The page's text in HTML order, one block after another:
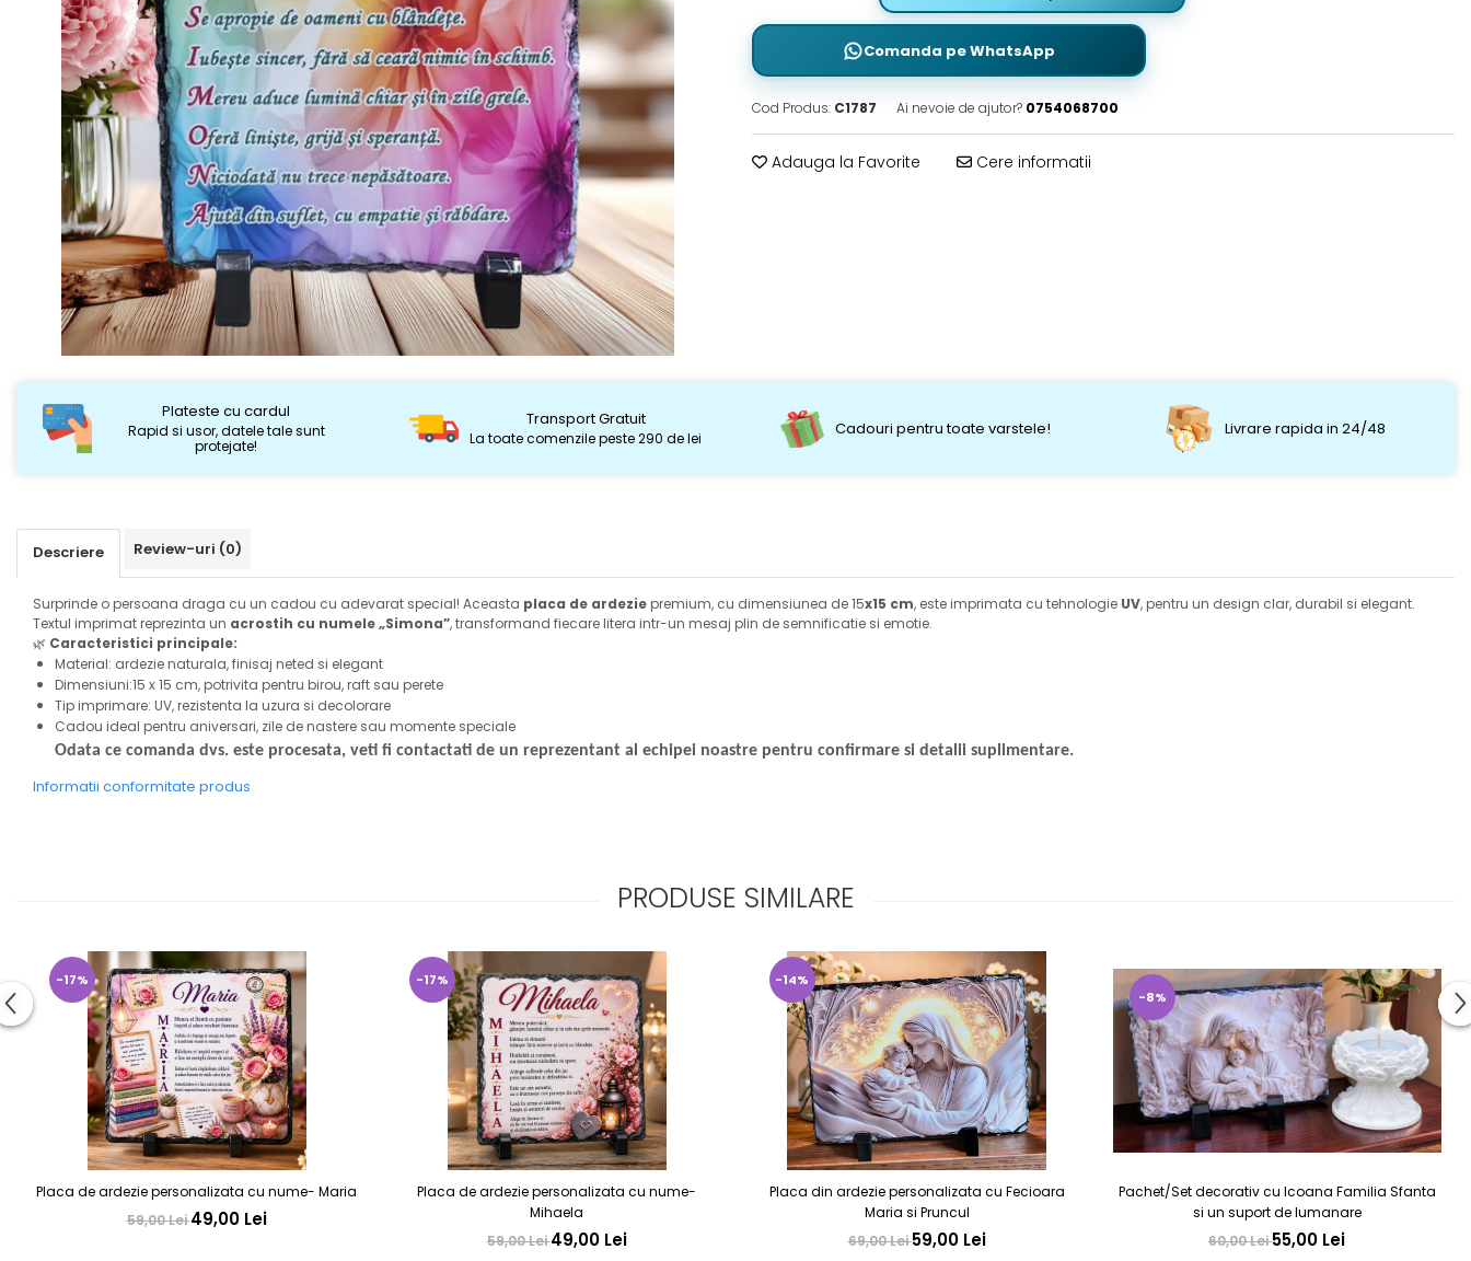
Comanda pe WhatsApp
Cod Produs: C1787 Ai nevoie de ajutor? 0754068700
Adauga la Favorite Cere informatii
Plateste cu cardul
Rapid si usor, datele tale sunt
protejate!
Transport Gratuit
La toate comenzile peste 290 de lei Cadouri pentru toate varstele! Livrare rapida in 24/48
Descriere Review-uri (0)
Surprinde o persoana draga cu un cadou cu adevarat special! Aceasta placa de ardezie premium, cu dimensiunea de 15x15 cm, este imprimata cu tehnologie UV, pentru un design clar, durabil si elegant.
Textul imprimat reprezinta un acrostih cu numele „Simona”, transformand fiecare litera intr-un mesaj plin de semnificatie si emotie.
🌿 Caracteristici principale:
Material: ardezie naturala, finisaj neted si elegant
Dimensiuni:15 x 15 cm, potrivita pentru birou, raft sau perete
Tip imprimare: UV, rezistenta la uzura si decolorare
Cadou ideal pentru aniversari, zile de nastere sau momente speciale
Odata ce comanda dvs. este procesata, veti fi contactati de un reprezentant al echipei noastre pentru confirmare si detalii suplimentare.
Informatii conformitate produs
PRODUSE SIMILARE
-17%
Placa de ardezie personalizata cu nume- Maria
59,00 Lei49,00 Lei
-17%
Placa de ardezie personalizata cu nume-
Mihaela
59,00 Lei49,00 Lei
-14%
Placa din ardezie personalizata cu Fecioara
Maria si Pruncul
69,00 Lei59,00 Lei
-8%
Pachet/Set decorativ cu Icoana Familia Sfanta
si un suport de lumanare
60,00 Lei55,00 Lei